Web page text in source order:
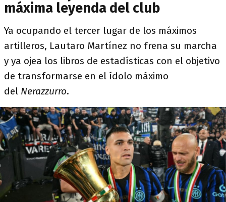
máxima leyenda del club
Ya ocupando el tercer lugar de los máximos
artilleros, Lautaro Martínez no frena su marcha
y ya ojea los libros de estadísticas con el objetivo
de transformarse en el ídolo máximo
del Nerazzurro.